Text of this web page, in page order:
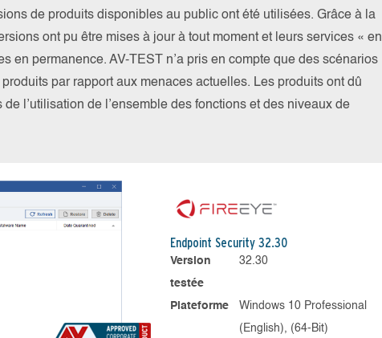
de produits disponibles au public ont été utilisées. Grâce à la
ont pu être mises à jour à tout moment et leurs services « en
en permanence. AV-TEST n’a pris en compte que des scénarios
par rapport aux menaces actuelles. Les produits ont dû
l’utilisation de l’ensemble des fonctions et des niveaux de
Endpoint Security 32.30
Version
testée
32.30
Plateforme
Windows 10 Professional
(English), (64-Bit)